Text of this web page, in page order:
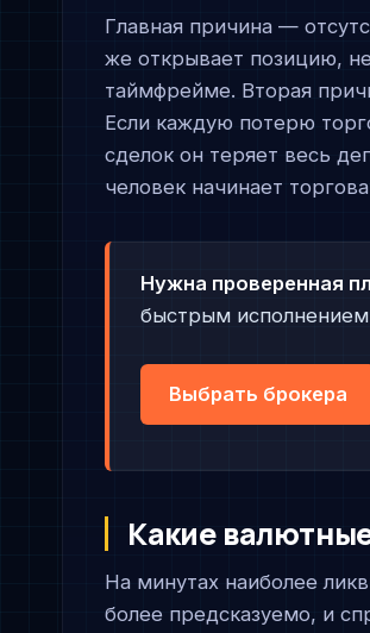
Главная причина —
же открывает позицию,
таймфрейме. Вторая
Если каждую потерю
сделок он теряет весь
человек начинает
Нужна проверенная
быстрым
Выбрать брокера
Какие
На минутах наиболее
более предсказуемо, и